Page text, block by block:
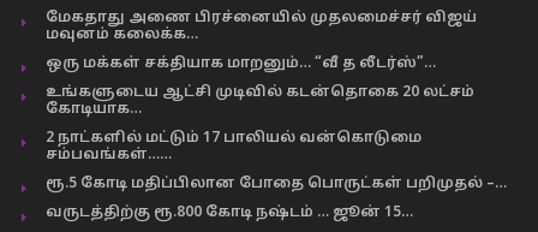
மேகதாது அணை பிரச்னையில் முதலமைச்சர் விஜய்
மவுனம் கலைக்க…
ஒரு மக்கள் சக்தியாக மாறனும்… “வீ த லீடர்ஸ்”…
உங்களுடைய ஆட்சி முடிவில் கடன்தொகை 20 லட்சம்
கோடியாக…
2 நாட்களில் மட்டும் 17 பாலியல் வன்கொடுமை
சம்பவங்கள்……
ரூ.5 கோடி மதிப்பிலான போதை பொருட்கள் பறிமுதல் –…
வருடத்திற்கு ரூ.800 கோடி நஷ்டம் … ஜூன் 15…